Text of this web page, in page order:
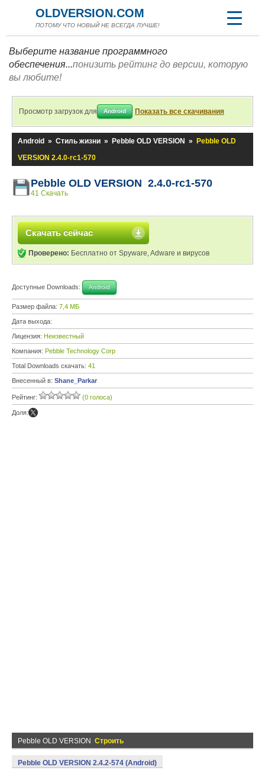
OLDVERSION.COM
ПОТОМУ ЧТО НОВЫЙ НЕ ВСЕГДА ЛУЧШЕ!
Выберите название программного
обеспечения...понизить рейтинг до версии, которую
вы любите!
Просмотр загрузок для Android Показать все скачивания
Android » Стиль жизни » Pebble OLD VERSION »
Pebble OLD
VERSION 2.4.0-rc1-570
Pebble OLD VERSION 2.4.0-rc1-570
41 Скачать
Скачать сейчас
Проверено: Бесплатно от Spyware, Adware и вирусов
Доступные Downloads: Android
Размер файла: 7,4 МБ
Дата выхода:
Лицензия: Неизвестный
Компания: Pebble Technology Corp
Total Downloads скачать: 41
Внесенный в: Shane_Parkar
Рейтинг: (0 голоса)
Доля:
Pebble OLD VERSION Строить
Pebble OLD VERSION 2.4.2-574 (Android)